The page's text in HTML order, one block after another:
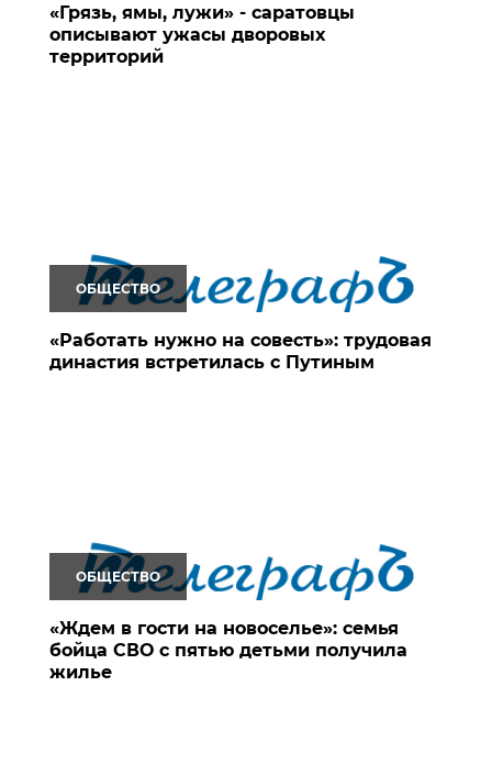
«Грязь, ямы, лужи» - саратовцы
описывают ужасы дворовых
территорий
ОБЩЕСТВО
«Работать нужно на совесть»: трудовая
династия встретилась с Путиным
ОБЩЕСТВО
«Ждем в гости на новоселье»: семья
бойца СВО с пятью детьми получила
жилье